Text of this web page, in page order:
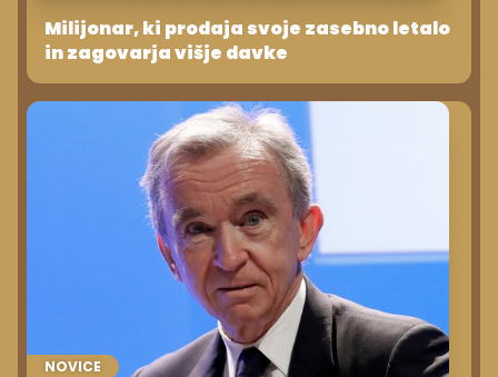
Milijonar, ki prodaja svoje zasebno letalo
in zagovarja višje davke
NOVICE